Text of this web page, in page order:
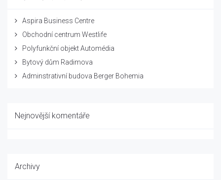
Aspira Business Centre
Obchodní centrum Westlife
Polyfunkční objekt Automédia
Bytový dům Radimova
Adminstrativní budova Berger Bohemia
Nejnovější komentáře
Archivy